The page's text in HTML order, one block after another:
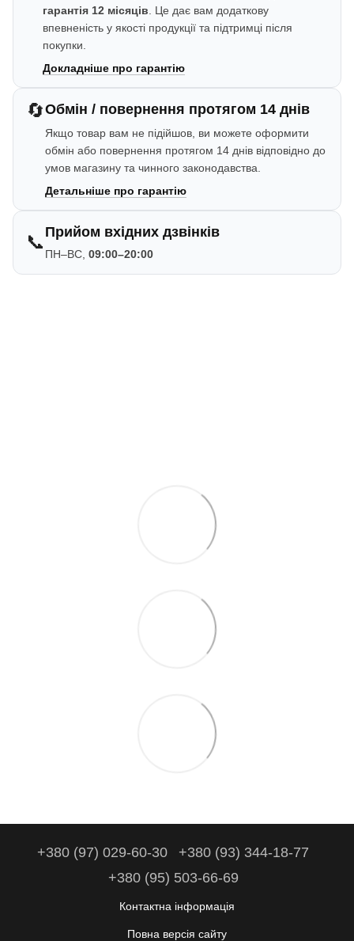
гарантія 12 місяців . Це дає вам додаткову
впевненість у якості продукції та підтримці після
покупки.
Докладніше про гарантію
🔄Обмін / повернення протягом 14 днів
Якщо товар вам не підійшов, ви можете оформити
обмін або повернення протягом 14 днів відповідно до
умов магазину та чинного законодавства.
Детальніше про гарантію
📞 Прийом вхідних дзвінків
ПН–ВС, 09:00–20:00
+380 (97) 029-60-30
+380 (93) 344-18-77
+380 (95) 503-66-69
Контактна інформація
Повна версія сайту